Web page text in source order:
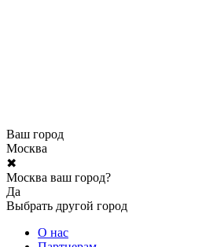
Ваш город
Москва
✖
Москва ваш город?
Да
Выбрать другой город
О нас